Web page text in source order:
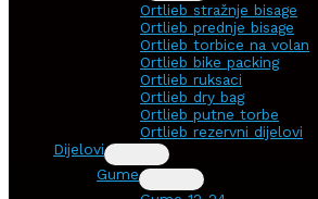
Ortlieb stražnje bisage
Ortlieb prednje bisage
Ortlieb torbice na volan
Ortlieb bike packing
Ortlieb ruksaci
Ortlieb dry bag
Ortlieb putne torbe
Ortlieb rezervni dijelovi
Dijelovi
Gume